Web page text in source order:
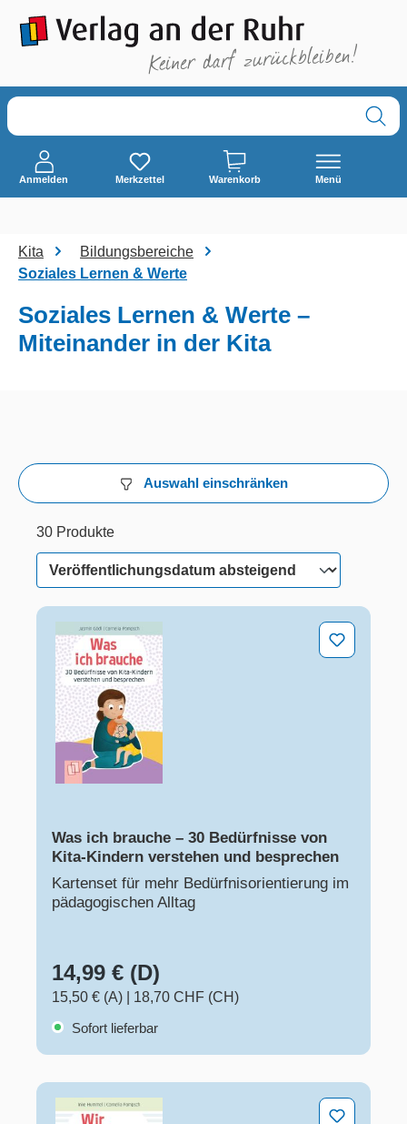
springen
Anmelden Merkzettel Warenkorb Menü
Kita
Bildungsbereiche
Soziales Lernen & Werte
Soziales Lernen & Werte –
Miteinander in der Kita
Auswahl einschränken
30 Produkte
30 von 30 Produkten werden angezeigt
30 Produkte
Was ich brauche – 30 Bedürfnisse von Kita-Kindern
Was ich brauche – 30 Bedürfnisse von
Kita-Kindern verstehen und besprechen
Kartenset für mehr Bedürfnisorientierung im
pädagogischen Alltag
14,99 € (D)
15,50 € (A)
18,70 CHF (CH)
Sofort lieferbar
Wir gemeinsam – 30 Beziehungsmomente für Kita-